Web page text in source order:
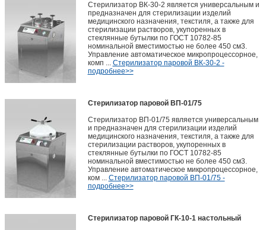
Стерилизатор ВК-30-2 является универсальным и
предназначен для стерилизации изделий
медицинского назначения, текстиля, а также для
стерилизации растворов, укупоренных в
стеклянные бутылки по ГОСТ 10782-85
номинальной вместимостью не более 450 см3.
Управление автоматическое микропроцессорное,
комп ... Стерилизатор паровой ВК-30-2 -
подробнее>>
Стерилизатор паровой ВП-01/75
Стерилизатор ВП-01/75 является универсальным
и предназначен для стерилизации изделий
медицинского назначения, текстиля, а также для
стерилизации растворов, укупоренных в
стеклянные бутылки по ГОСТ 10782-85
номинальной вместимостью не более 450 см3.
Управление автоматическое микропроцессорное,
ком ... Стерилизатор паровой ВП-01/75 -
подробнее>>
Стерилизатор паровой ГК-10-1 настольный